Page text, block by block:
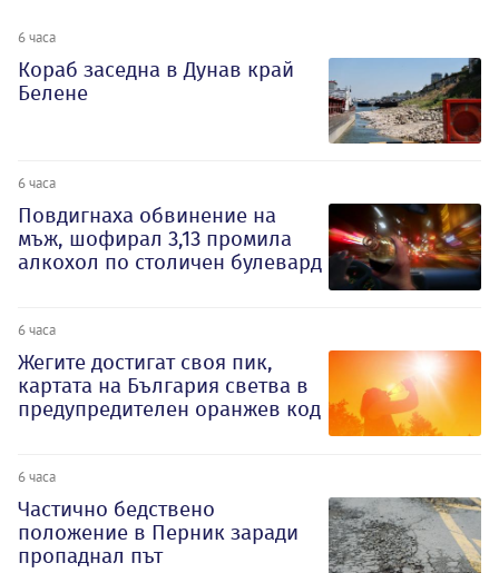
6 часа
Кораб заседна в Дунав край
Белене
6 часа
Повдигнаха обвинение на
мъж, шофирал 3,13 промила
алкохол по столичен булевард
6 часа
Жегите достигат своя пик,
картата на България светва в
предупредителен оранжев код
6 часа
Частично бедствено
положение в Перник заради
пропаднал път